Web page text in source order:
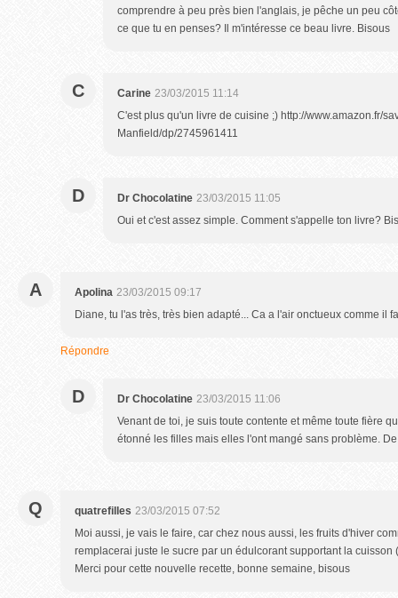
comprendre à peu près bien l'anglais, je pêche un peu
ce que tu en penses? Il m'intéresse ce beau livre. Bisous
C Carine 23/03/2015 11:14
C'est plus qu'un livre de cuisine ;) http://www.amazon.fr/
Manfield/dp/2745961411
D Dr Chocolatine 23/03/2015 11:05
Oui et c'est assez simple. Comment s'appelle ton livre?
A Apolina 23/03/2015 09:17
Diane, tu l'as très, très bien adapté... Ca a l'air onctueux comme il
Répondre
D Dr Chocolatine 23/03/2015 11:06
Venant de toi, je suis toute contente et même toute fière
étonné les filles mais elles l'ont mangé sans problème.
Q quatrefilles 23/03/2015 07:52
Moi aussi, je vais le faire, car chez nous aussi, les fruits d'hiver
remplacerai juste le sucre par un édulcorant supportant la cuisson
Merci pour cette nouvelle recette, bonne semaine, bisous